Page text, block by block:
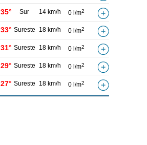
35° Sur 14 km/h 0 l/m2
33° Sureste 18 km/h 0 l/m2
31° Sureste 18 km/h 0 l/m2
29° Sureste 18 km/h 0 l/m2
27° Sureste 18 km/h 0 l/m2